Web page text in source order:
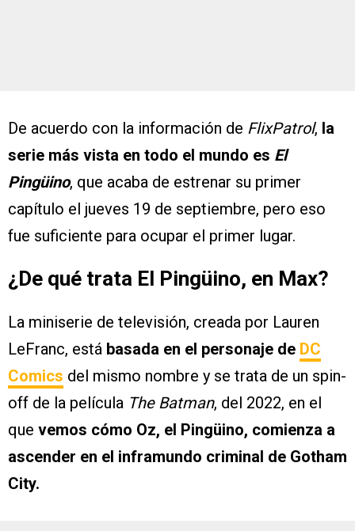
De acuerdo con la información de FlixPatrol, la
serie más vista en todo el mundo es El
Pingüino, que acaba de estrenar su primer
capítulo el jueves 19 de septiembre, pero eso
fue suficiente para ocupar el primer lugar.
¿De qué trata El Pingüino, en Max?
La miniserie de televisión, creada por Lauren
LeFranc, está basada en el personaje de DC
Comics del mismo nombre y se trata de un spin-
off de la película The Batman, del 2022, en el
que vemos cómo Oz, el Pingüino, comienza a
ascender en el inframundo criminal de Gotham
City.